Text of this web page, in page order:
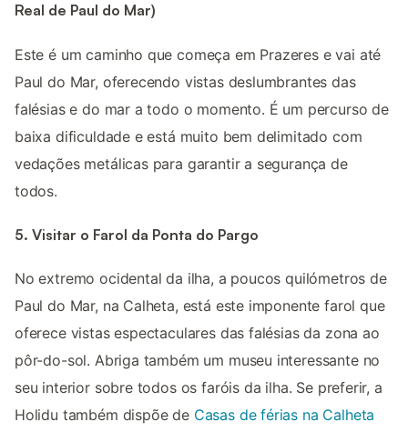
Real de Paul do Mar)
Este é um caminho que começa em Prazeres e vai até
Paul do Mar, oferecendo vistas deslumbrantes das
falésias e do mar a todo o momento. É um percurso de
baixa dificuldade e está muito bem delimitado com
vedações metálicas para garantir a segurança de
todos.
5. Visitar o Farol da Ponta do Pargo
No extremo ocidental da ilha, a poucos quilómetros de
Paul do Mar, na Calheta, está este imponente farol que
oferece vistas espectaculares das falésias da zona ao
pôr-do-sol. Abriga também um museu interessante no
seu interior sobre todos os faróis da ilha. Se preferir, a
Holidu também dispõe de Casas de férias na Calheta